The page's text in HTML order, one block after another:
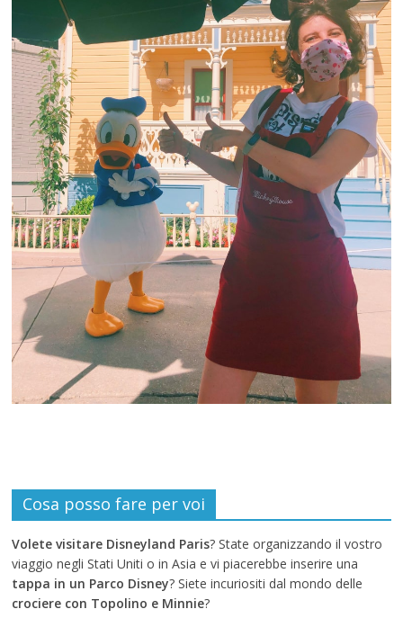
Cosa posso fare per voi
Volete visitare Disneyland Paris? State organizzando il vostro
viaggio negli Stati Uniti o in Asia e vi piacerebbe inserire una
tappa in un Parco Disney? Siete incuriositi dal mondo delle
crociere con Topolino e Minnie?